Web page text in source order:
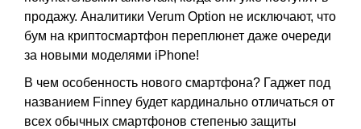
продажу. Аналитики Verum Option не исключают, что
бум на криптосмартфон переплюнет даже очереди
за новыми моделями iPhone!
В чем особенность нового смартфона? Гаджет под
названием Finney будет кардинально отличаться от
всех обычных смартфонов степенью защиты